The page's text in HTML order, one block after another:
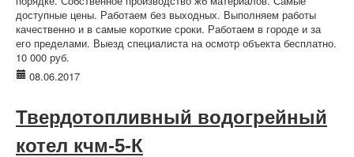
доступные цены. Работаем без выходных. Выполняем работы
качественно и в самые короткие сроки. Работаем в городе и за
его пределами. Выезд специалиста на осмотр объекта бесплатно.
10 000 руб.
08.06.2017
Твердотопливный водогрейный
котел кчм-5-К